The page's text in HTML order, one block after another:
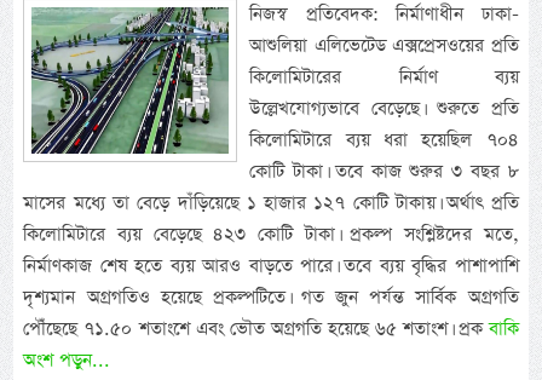
নিজস্ব প্রতিবেদক: নির্মাণাধীন ঢাকা-
আশুলিয়া এলিভেটেড এক্সপ্রেসওয়ের প্রতি
কিলোমিটারের নির্মাণ ব্যয়
উল্লেখযোগ্যভাবে বেড়েছে। শুরুতে প্রতি
কিলোমিটারে ব্যয় ধরা হয়েছিল ৭০৪
কোটি টাকা। তবে কাজ শুরুর ৩ বছর ৮
মাসের মধ্যে তা বেড়ে দাঁড়িয়েছে ১ হাজার ১২৭ কোটি টাকায়। অর্থাৎ প্রতি
কিলোমিটারে ব্যয় বেড়েছে ৪২৩ কোটি টাকা। প্রকল্প সংশ্লিষ্টদের মতে,
নির্মাণকাজ শেষ হতে ব্যয় আরও বাড়তে পারে। তবে ব্যয় বৃদ্ধির পাশাপাশি
দৃশ্যমান অগ্রগতিও হয়েছে প্রকল্পটিতে। গত জুন পর্যন্ত সার্বিক অগ্রগতি
পৌঁছেছে ৭১.৫০ শতাংশে এবং ভৌত অগ্রগতি হয়েছে ৬৫ শতাংশ। প্রকবাকি
অংশ পড়ুন...